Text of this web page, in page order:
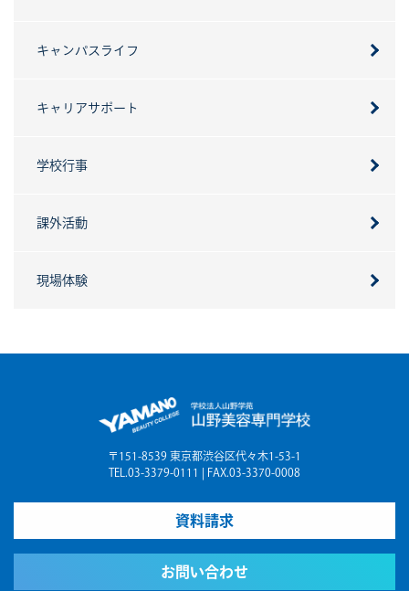
キャンパスライフ
キャリアサポート
学校行事
課外活動
現場体験
〒151-8539 東京都渋谷区代々木1-53-1
TEL.03-3379-0111 | FAX.03-3370-0008
資料請求
お問い合わせ